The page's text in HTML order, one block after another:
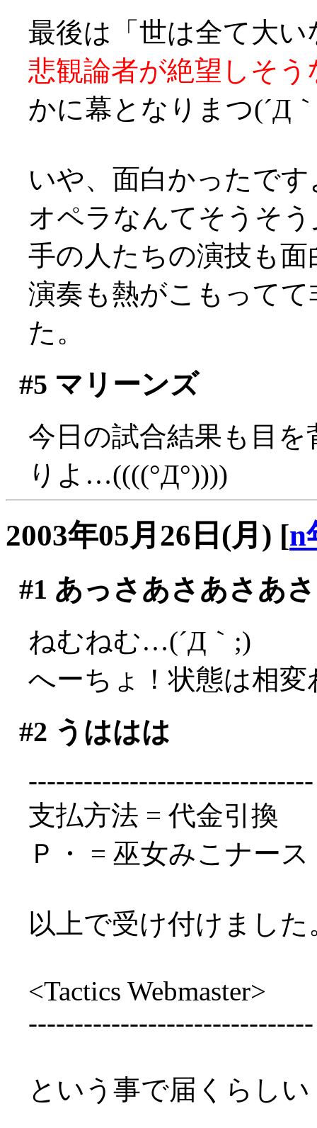
最後は「世は全て大
悲観論者が絶望しそう
かに幕となりまつ(´Д
いや、面白かったです
オペラなんてそうそ
手の人たちの演技も
演奏も熱がこもって
た。
#5 マリーンズ
今日の試合結果も目
りよ…((((°Д°))))
2003年05月26日(月) [n
#1 あっさあさあさあ
ねむねむ…(´Д｀;)
へーちょ！状態は相
#2 うははは
-------------------------------
支払方法 = 代金引換
Ｐ・ = 巫女みこナー
以上で受け付けまし
<Tactics Webmaster>
-------------------------------
という事で届くらし